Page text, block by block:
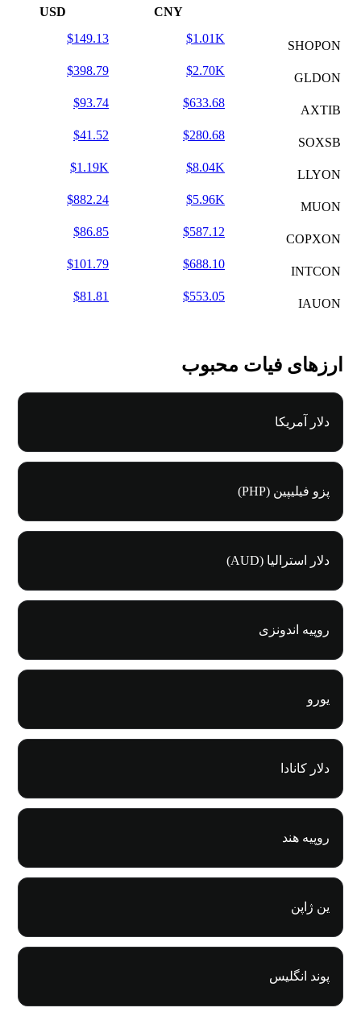
CNY
USD
SHOPON
$1.01K
$149.13
GLDON
$2.70K
$398.79
AXTIB
$633.68
$93.74
SOXSB
$280.68
$41.52
LLYON
$8.04K
$1.19K
MUON
$5.96K
$882.24
COPXON
$587.12
$86.85
INTCON
$688.10
$101.79
IAUON
$553.05
$81.81
ارزهای فیات محبوب
دلار آمریکا
پزو فیلیپین (PHP)
دلار استرالیا (AUD)
روپیه اندونزی
یورو
دلار کانادا
روپیه هند
ین ژاپن
پوند انگلیس